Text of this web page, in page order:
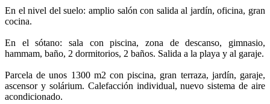
En el nivel del suelo: amplio salón con salida al jardín, oficina, gran
cocina.
En el sótano: sala con piscina, zona de descanso, gimnasio,
hammam, baño, 2 dormitorios, 2 baños. Salida a la playa y al garaje.
Parcela de unos 1300 m2 con piscina, gran terraza, jardín, garaje,
ascensor y solárium. Calefacción individual, nuevo sistema de aire
acondicionado.